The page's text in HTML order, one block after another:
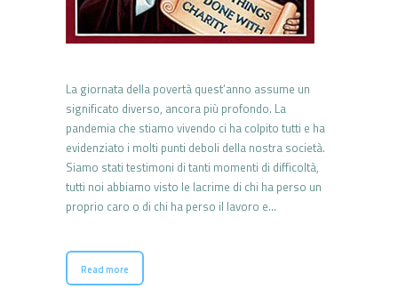
La giornata della povertà quest’anno assume un
significato diverso, ancora più profondo. La
pandemia che stiamo vivendo ci ha colpito tutti e ha
evidenziato i molti punti deboli della nostra società.
Siamo stati testimoni di tanti momenti di difficoltà,
tutti noi abbiamo visto le lacrime di chi ha perso un
proprio caro o di chi ha perso il lavoro e…
Read more